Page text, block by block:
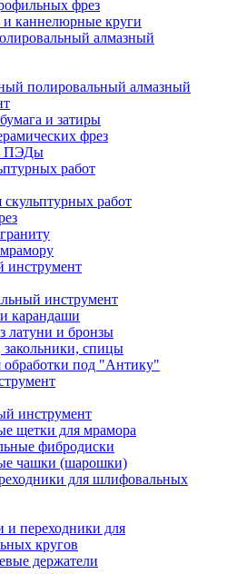
фрез
каннелюрные круги
алмазный
полировальный алмазный
и затиры
фрез
ПЭДы
работ
работ
инструмент
инструмент
карандаши
латуни и бронзы
спицы
обработки под "Антику"
инструмент
щетки для мрамора
фибродиски
чашки (шарошки)
для шлифовальных
и переходники для
кругов
держатели